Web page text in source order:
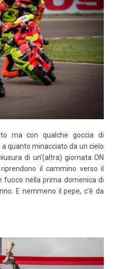
ma con qualche goccia di
quanto minacciato da un cielo
di un’(altra) giornata ON
il cammino verso il
fuoco nella prima domenica di
E nemmeno il pepe, c’è da